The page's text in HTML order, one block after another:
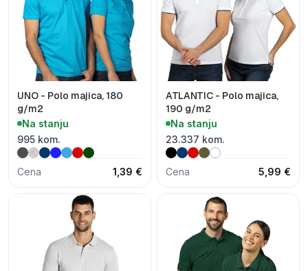
UNO - Polo majica, 180
g/m2
Na stanju
995 kom.
Cena 1,39 €
ATLANTIC - Polo majica,
190 g/m2
Na stanju
23.337 kom.
Cena 5,99 €